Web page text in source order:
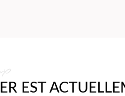
EST